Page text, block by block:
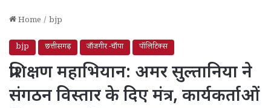
Home / bjp
bjp छत्तीसगढ़ जाँजगीर -चाँपा पॉलिटिक्स
प्रशिक्षण महाभियान: अमर सुल्तानिया ने
संगठन विस्तार के दिए मंत्र, कार्यकर्ताओं